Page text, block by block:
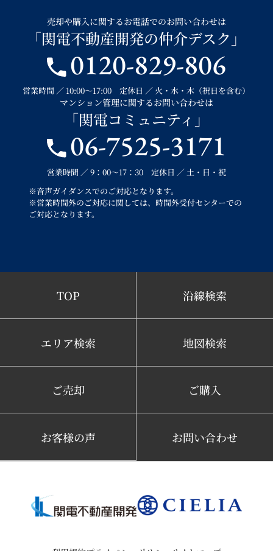
売却や購入に関するお電話でのお問い合わせは
「関電不動産開発の仲介デスク」
0120-829-806
営業時間 ／ 10:00～17:00 定休日 ／ 火・水・木（祝日を含む）
マンション管理に関するお問い合わせは
「関電コミュニティ」
06-7525-3171
営業時間 ／ 9：00～17：30 定休日 ／ 土・日・祝
※音声ガイダンスでのご対応となります。
※営業時間外のご対応に関しては、時間外受付センターでの
ご対応となります。
TOP 沿線検索
エリア検索 地図検索
ご売却 ご購入
お客様の声 お問い合わせ